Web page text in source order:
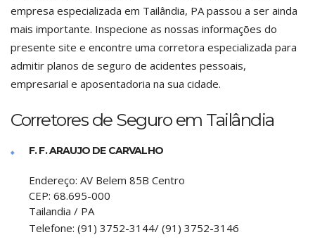
empresa especializada em Tailândia, PA passou a ser ainda
mais importante. Inspecione as nossas informações do
presente site e encontre uma corretora especializada para
admitir planos de seguro de acidentes pessoais,
empresarial e aposentadoria na sua cidade.
Corretores de Seguro em Tailândia
F. F. ARAUJO DE CARVALHO
Endereço: AV Belem 85B Centro
CEP: 68.695-000
Tailandia / PA
Telefone: (91) 3752-3144/ (91) 3752-3146